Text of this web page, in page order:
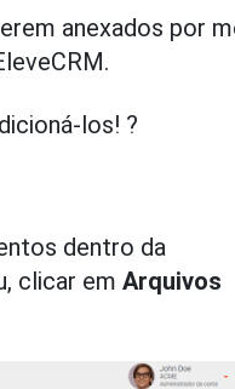
anexados por
los! ?
dentro da
clicar em Arquivos